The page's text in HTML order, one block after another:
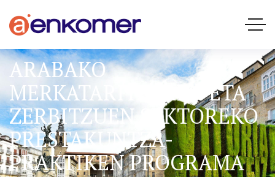
ARABAKO
MERKATARITZAREN ETA
ZERBITZUEN SEKTOREKO
PRESTAKUNTZA-
PRAKTIKEN PROGRAMA